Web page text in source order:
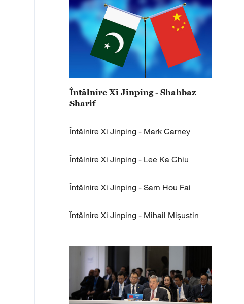
Întâlnire Xi Jinping - Shahbaz
Sharif
Întâlnire Xi Jinping - Mark Carney
Întâlnire Xi Jinping - Lee Ka Chiu
Întâlnire Xi Jinping - Sam Hou Fai
Întâlnire Xi Jinping - Mihail Mișustin